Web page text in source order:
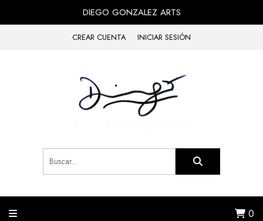
DIEGO GONZALEZ ARTS
CREAR CUENTA INICIAR SESIÓN
0